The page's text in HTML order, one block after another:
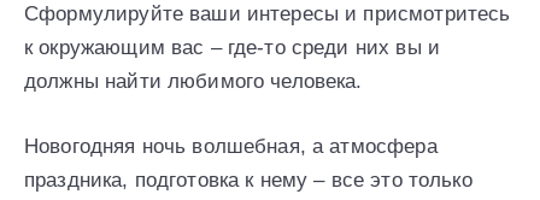
Сформулируйте ваши интересы и присмотритесь
к окружающим вас – где-то среди них вы и
должны найти любимого человека.
Новогодняя ночь волшебная, а атмосфера
праздника, подготовка к нему – все это только